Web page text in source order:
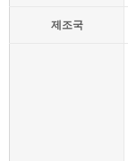
제조국